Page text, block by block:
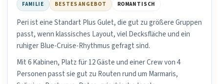
FAMILIE BESTES ANGEBOT ROMANTISCH
Peri ist eine Standart Plus Gulet, die gut zu größere Gruppen
passt, wenn klassisches Layout, viel Decksfläche und ein
ruhiger Blue-Cruise-Rhythmus gefragt sind.
Mit 6 Kabinen, Platz für 12 Gäste und einer Crew von 4
Personen passt sie gut zu Routen rund um Marmaris,